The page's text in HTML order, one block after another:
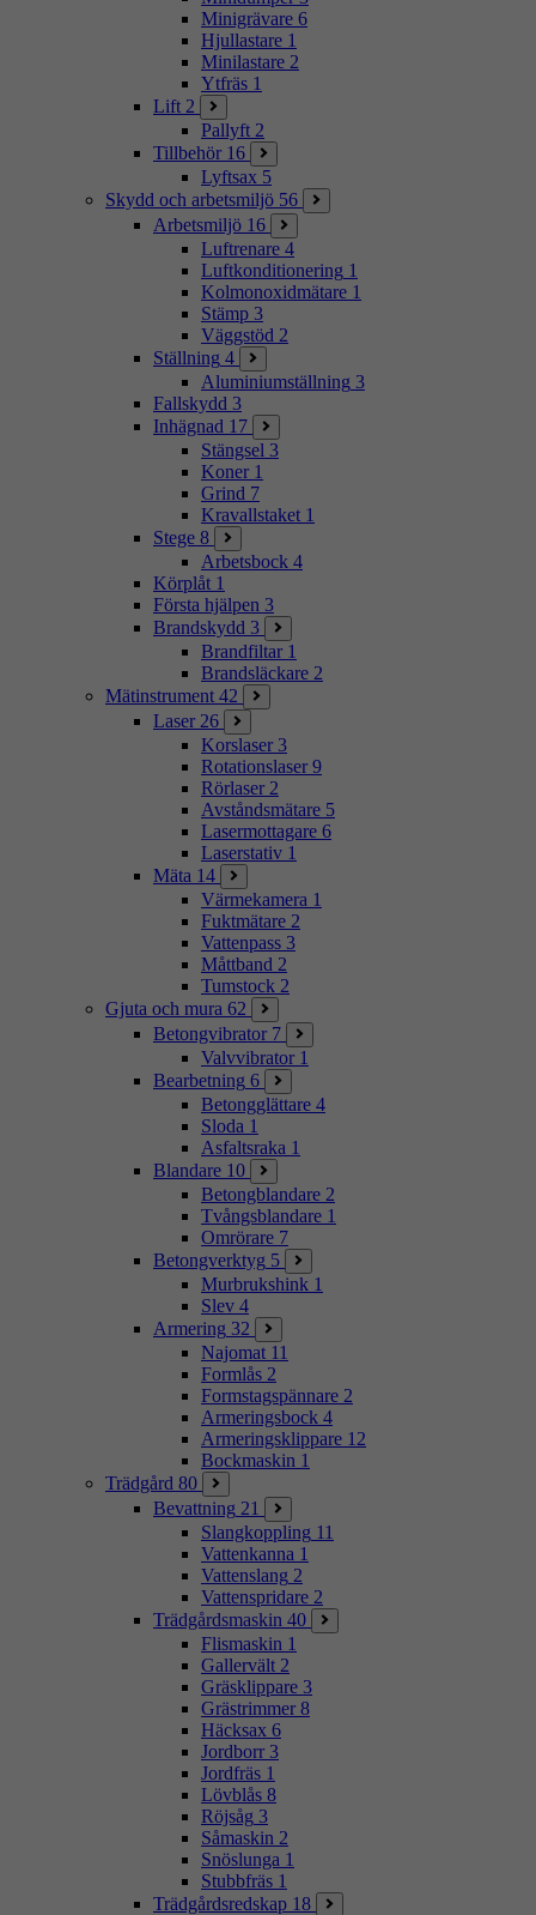
Minigrävare 6
Hjullastare 1
Minilastare 2
Ytfräs 1
Lift 2
Pallyft 2
Tillbehör 16
Lyftsax 5
Skydd och arbetsmiljö 56
Arbetsmiljö 16
Luftrenare 4
Luftkonditionering 1
Kolmonoxidmätare 1
Stämp 3
Väggstöd 2
Ställning 4
Aluminiumställning 3
Fallskydd 3
Inhägnad 17
Stängsel 3
Koner 1
Grind 7
Kravallstaket 1
Stege 8
Arbetsbock 4
Körplåt 1
Första hjälpen 3
Brandskydd 3
Brandfiltar 1
Brandsläckare 2
Mätinstrument 42
Laser 26
Korslaser 3
Rotationslaser 9
Rörlaser 2
Avståndsmätare 5
Lasermottagare 6
Laserstativ 1
Mäta 14
Värmekamera 1
Fuktmätare 2
Vattenpass 3
Måttband 2
Tumstock 2
Gjuta och mura 62
Betongvibrator 7
Valvvibrator 1
Bearbetning 6
Betongglättare 4
Sloda 1
Asfaltsraka 1
Blandare 10
Betongblandare 2
Tvångsblandare 1
Omrörare 7
Betongverktyg 5
Murbrukshink 1
Slev 4
Armering 32
Najomat 11
Formlås 2
Formstagspännare 2
Armeringsbock 4
Armeringsklippare 12
Bockmaskin 1
Trädgård 80
Bevattning 21
Slangkoppling 11
Vattenkanna 1
Vattenslang 2
Vattenspridare 2
Trädgårdsmaskin 40
Flismaskin 1
Gallervält 2
Gräsklippare 3
Grästrimmer 8
Häcksax 6
Jordborr 3
Jordfräs 1
Lövblås 8
Röjsåg 3
Såmaskin 2
Snöslunga 1
Stubbfräs 1
Trädgårdsredskap 18